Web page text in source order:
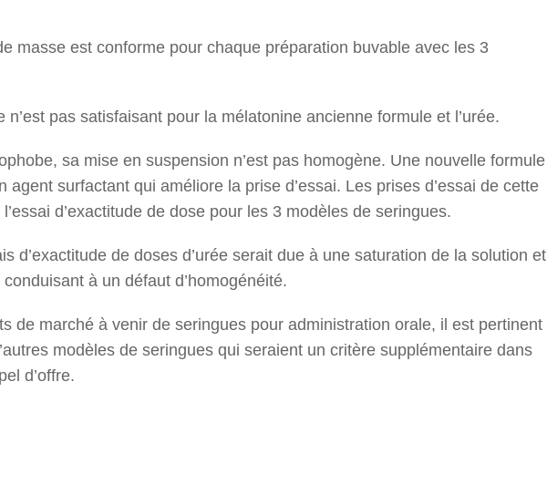
masse est conforme pour chaque préparation buvable avec les 3
n’est pas satisfaisant pour la mélatonine ancienne formule et l’urée.
sa mise en suspension n’est pas homogène. Une nouvelle formule
agent surfactant qui améliore la prise d’essai. Les prises d’essai de cette
d’exactitude de dose pour les 3 modèles de seringues.
d’exactitude de doses d’urée serait due à une saturation de la solution et
à un défaut d’homogénéité.
de marché à venir de seringues pour administration orale, il est pertinent
modèles de seringues qui seraient un critère supplémentaire dans
d’offre.